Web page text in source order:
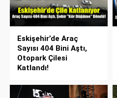
Eskişehir’de Araç
Sayısı 404 Bini Aştı,
Otopark Çilesi
Katlandı!